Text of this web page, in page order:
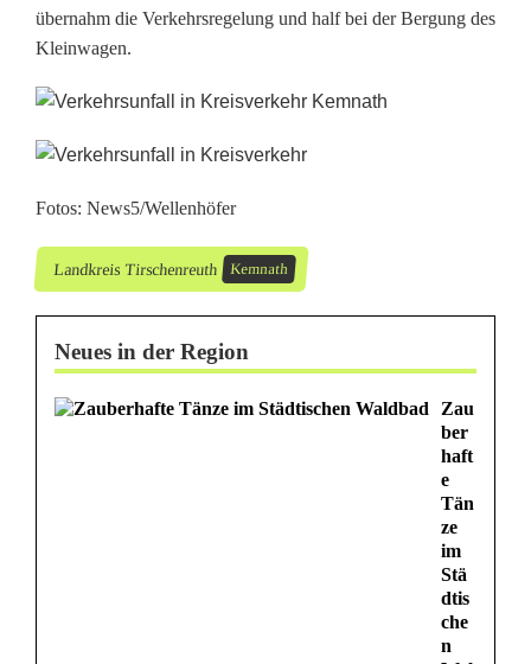
e
r
übernahm die Verkehrsregelung und half bei der Bergung des
Kleinwagen.
Fotos: News5/Wellenhöfer
Landkreis Tirschenreuth Kemnath
Neues in der Region
Zau
ber
haft
e
Tän
ze
im
Stä
dtis
che
n